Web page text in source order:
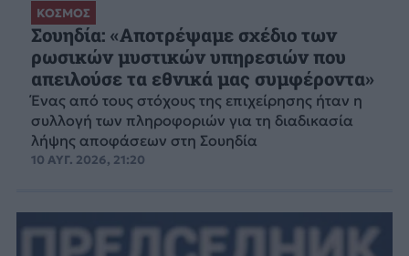
ΚΟΣΜΟΣ
Σουηδία: «Αποτρέψαμε σχέδιο των
ρωσικών μυστικών υπηρεσιών που
απειλούσε τα εθνικά μας συμφέροντα»
Ένας από τους στόχους της επιχείρησης ήταν η
συλλογή των πληροφοριών για τη διαδικασία
λήψης αποφάσεων στη Σουηδία
10 ΑΥΓ. 2026, 21:20